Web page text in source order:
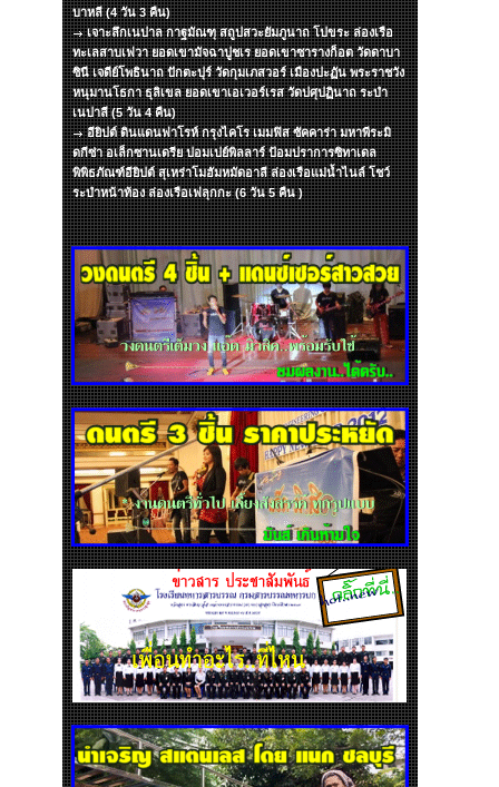
บาหลี (4 วัน 3 คืน)
เจาะลึกเนปาล กาฐมัณฑุ สถูปสวะยัมภูนาถ โปขระ ล่องเรือ
ทะเลสาบเฟวา ยอดเขามัจฉาปูชเร ยอดเขาซารางก็อต วัดดาบา
ซินี เจดีย์โพธินาถ ปักตะปุร์ วัดกุมเภสวอร์ เมืองปะฏัน พระราชวัง
หนุมานโธกา ธุลิเขล ยอดเขาเอเวอร์เรส วัดปศุปฏินาถ ระบำ
เนปาลี (5 วัน 4 คืน)
อียิปต์ ดินแดนฟาโรห์ กรุงไคโร เมมฟิส ซัคคาร่า มหาพีระมิ
ดกีซ่า อเล็กซานเดรีย ปอมเปย์พิลลาร์ ป้อมปราการซิทาเดล
พิพิธภัณฑ์อียิปต์ สุเหร่าโมฮัมหมัดอาลี ล่องเรือแม่น้ำไนล์ โชว์
ระบำหน้าท้อง ล่องเรือเฟลุกกะ (6 วัน 5 คืน )